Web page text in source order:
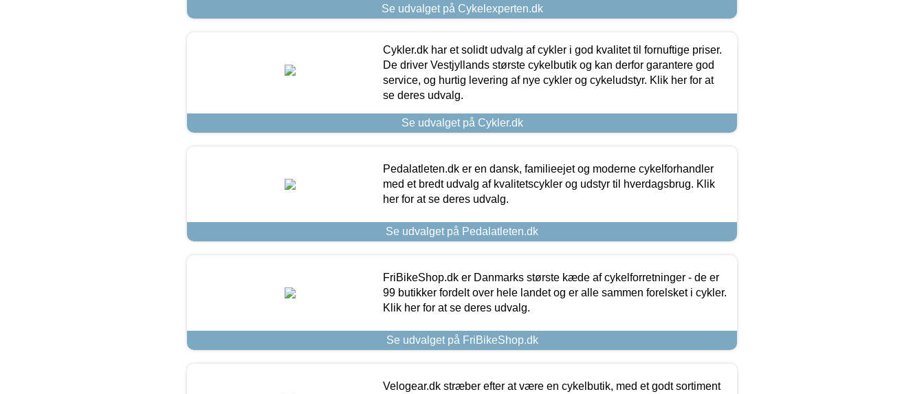
Se udvalget på Cykelexperten.dk
Cykler.dk har et solidt udvalg af cykler i god kvalitet til fornuftige priser.
De driver Vestjyllands største cykelbutik og kan derfor garantere god
service, og hurtig levering af nye cykler og cykeludstyr. Klik her for at
se deres udvalg.
Se udvalget på Cykler.dk
Pedalatleten.dk er en dansk, familieejet og moderne cykelforhandler
med et bredt udvalg af kvalitetscykler og udstyr til hverdagsbrug. Klik
her for at se deres udvalg.
Se udvalget på Pedalatleten.dk
FriBikeShop.dk er Danmarks største kæde af cykelforretninger - de er
99 butikker fordelt over hele landet og er alle sammen forelsket i cykler.
Klik her for at se deres udvalg.
Se udvalget på FriBikeShop.dk
Velogear.dk stræber efter at være en cykelbutik, med et godt sortiment